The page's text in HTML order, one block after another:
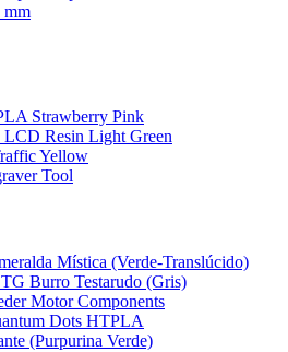
mm
Strawberry Pink
Resin Light Green
Yellow
Tool
Mística (Verde-Translúcido)
Burro Testarudo (Gris)
Motor Components
Dots HTPLA
(Purpurina Verde)